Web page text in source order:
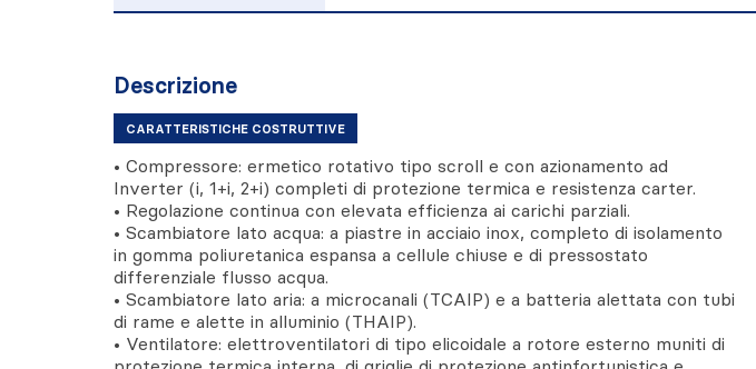
Descrizione
CARATTERISTICHE COSTRUTTIVE
• Compressore: ermetico rotativo tipo scroll e con azionamento ad
Inverter (i, 1+i, 2+i) completi di protezione termica e resistenza carter.
• Regolazione continua con elevata efficienza ai carichi parziali.
• Scambiatore lato acqua: a piastre in acciaio inox, completo di isolamento
in gomma poliuretanica espansa a cellule chiuse e di pressostato
differenziale flusso acqua.
• Scambiatore lato aria: a microcanali (TCAIP) e a batteria alettata con tubi
di rame e alette in alluminio (THAIP).
• Ventilatore: elettroventilatori di tipo elicoidale a rotore esterno muniti di